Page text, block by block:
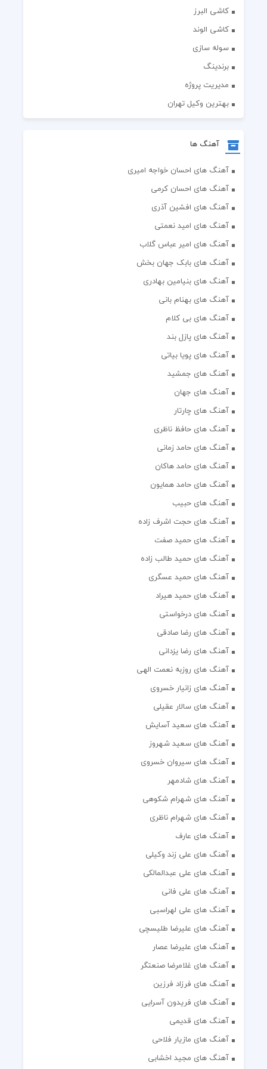
کاشی البرز
کاشی الوند
سوله سازی
برندینگ
مدیریت پروژه
بهترین وکیل تهران
آهنگ ها
آهنگ های احسان خواجه امیری
آهنگ های احسان کرمی
آهنگ های افشین آذری
آهنگ های امید نعمتی
آهنگ های امیر عباس گلاب
آهنگ های بابک جهان بخش
آهنگ های بنیامین بهادری
آهنگ های بهنام بانی
آهنگ های بی کلام
آهنگ های پازل بند
آهنگ های پویا بیاتی
آهنگ های جمشید
آهنگ های جهان
آهنگ های چارتار
آهنگ های حافظ ناظری
آهنگ های حامد زمانی
آهنگ های حامد هاکان
آهنگ های حامد همایون
آهنگ های حبیب
آهنگ های حجت اشرف زاده
آهنگ های حمید صفت
آهنگ های حمید طالب زاده
آهنگ های حمید عسگری
آهنگ های حمید هیراد
آهنگ های درخواستی
آهنگ های رضا صادقی
آهنگ های رضا یزدانی
آهنگ های روزبه نعمت الهی
آهنگ های زانیار خسروی
آهنگ های سالار عقیلی
آهنگ های سعید آسایش
آهنگ های سعید شهروز
آهنگ های سیروان خسروی
آهنگ های شادمهر
آهنگ های شهرام شکوهی
آهنگ های شهرام ناظری
آهنگ های عارف
آهنگ های علی زند وکیلی
آهنگ های علی عبدالمالکی
آهنگ های علی فانی
آهنگ های علی لهراسبی
آهنگ های علیرضا طلیسچی
آهنگ های علیرضا عصار
آهنگ های غلامرضا صنعتگر
آهنگ های فرزاد فرزین
آهنگ های فریدون آسرایی
آهنگ های قدیمی
آهنگ های مازیار فلاحی
آهنگ های مجید اخشابی